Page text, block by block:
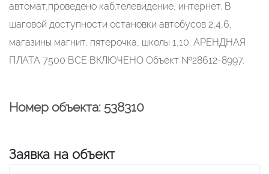
автомат,проведено каб.телевидение, интернет. В
шаговой доступности остановки автобусов 2,4,6,
магазины магнит, пятерочка, школы 1,10. АРЕНДНАЯ
ПЛАТА 7500 ВСЕ ВКЛЮЧЕНО Объект №28612-8997.
Номер объекта: 538310
Заявка на объект